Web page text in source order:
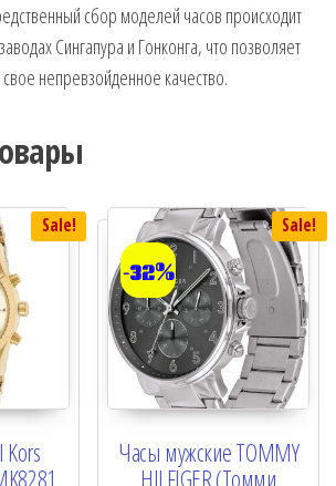
сбор моделей часов происходит
Сингапура и Гонконга, что позволяет
свое непревзойденное качество.
Sale! Sale!
-32%
Часы мужские TOMMY
HILFIGER (Томми